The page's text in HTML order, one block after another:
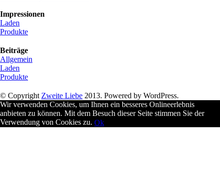
Impressionen
Laden
Produkte
Beiträge
Allgemein
Laden
Produkte
© Copyright Zweite Liebe 2013. Powered by WordPress.
Wir verwenden Cookies, um Ihnen ein besseres Onlineerlebnis
anbieten zu können. Mit dem Besuch dieser Seite stimmen Sie der
Verwendung von Cookies zu. Ok